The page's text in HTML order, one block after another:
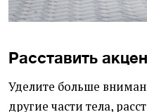
Расставить
Уделите больше
другие части тела,